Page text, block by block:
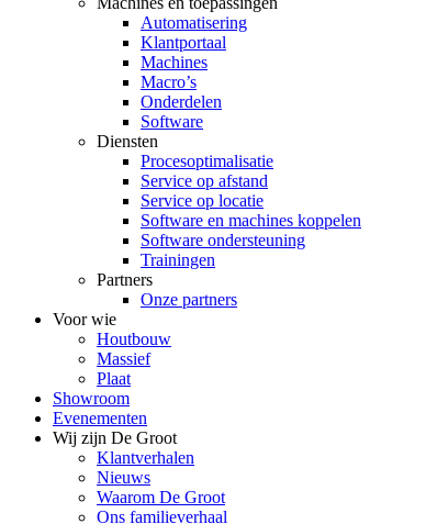
Automatisering
Klantportaal
Machines
Macro’s
Onderdelen
Software
Diensten
Procesoptimalisatie
Service op afstand
Service op locatie
Software en machines koppelen
Software ondersteuning
Trainingen
Partners
Onze partners
Voor wie
Houtbouw
Massief
Plaat
Showroom
Evenementen
Wij zijn De Groot
Klantverhalen
Nieuws
Waarom De Groot
Ons familieverhaal